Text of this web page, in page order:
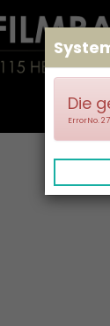
Die
ErrorNo.